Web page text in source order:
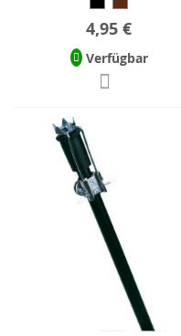
4,95 €
Verfügbar